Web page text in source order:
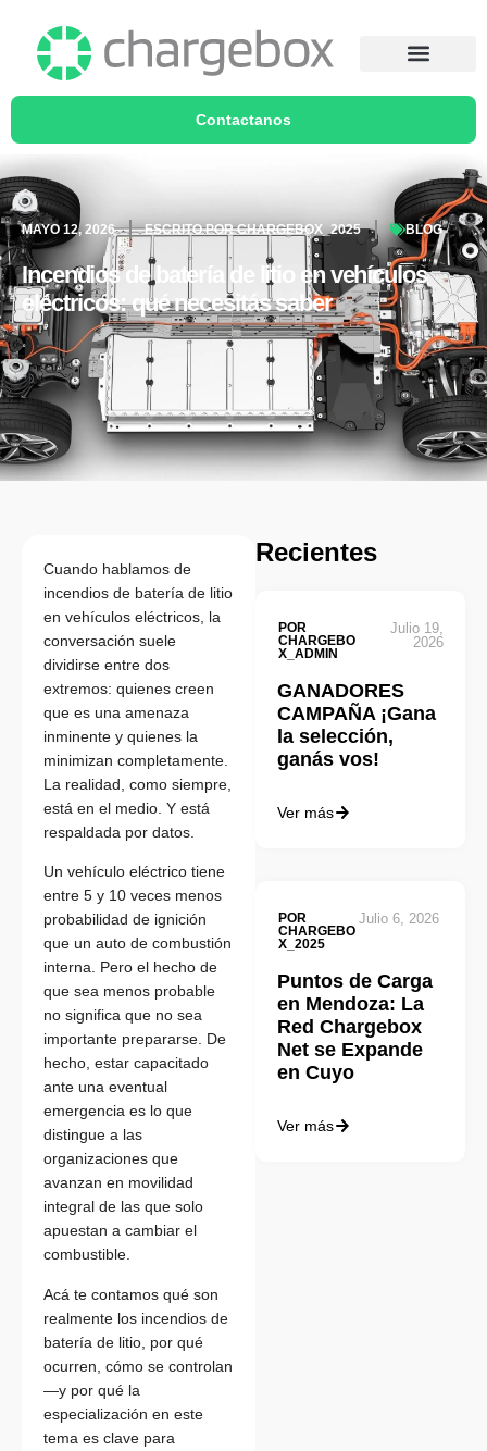
Contactanos
MAYO 12, 2026 ESCRITO PORCHARGEBOX_2025 BLOG
Incendios de batería de litio en vehículos
eléctricos: qué necesitás saber
Cuando hablamos de
incendios de batería de litio
en vehículos eléctricos, la
conversación suele
dividirse entre dos
extremos: quienes creen
que es una amenaza
inminente y quienes la
minimizan completamente.
La realidad, como siempre,
está en el medio. Y está
respaldada por datos.
Un vehículo eléctrico tiene
entre 5 y 10 veces menos
probabilidad de ignición
que un auto de combustión
interna. Pero el hecho de
que sea menos probable
no significa que no sea
importante prepararse. De
hecho, estar capacitado
ante una eventual
emergencia es lo que
distingue a las
organizaciones que
avanzan en movilidad
integral de las que solo
apuestan a cambiar el
combustible.
Acá te contamos qué son
realmente los incendios de
batería de litio, por qué
ocurren, cómo se controlan
—y por qué la
especialización en este
tema es clave para
Recientes
POR
CHARGEBO
X_ADMIN
Julio 19,
2026
GANADORES
CAMPAÑA ¡Gana
la selección,
ganás vos!
Ver más
POR
CHARGEBO
X_2025
Julio 6, 2026
Puntos de Carga
en Mendoza: La
Red Chargebox
Net se Expande
en Cuyo
Ver más